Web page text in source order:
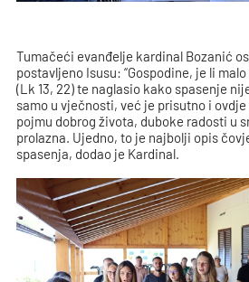
Tumačeći evanđelje kardinal Bozanić
postavljeno Isusu: “Gospodine, je li
(Lk 13, 22) te naglasio kako spasenje
samo u vječnosti, već je prisutno i ovdje
pojmu dobrog života, duboke radosti u
prolazna. Ujedno, to je najbolji opis
spasenja, dodao je Kardinal.